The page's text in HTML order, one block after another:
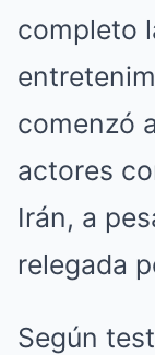
completo
comenzó
actores
Irán, a
relegada
Según